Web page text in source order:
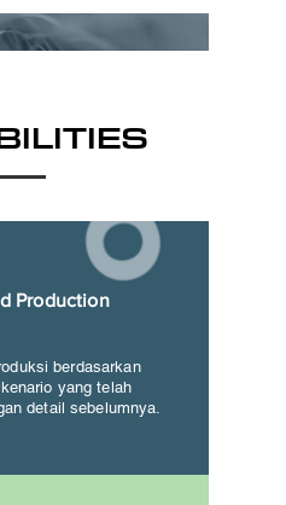
Production
berdasarkan
yang telah
detail sebelumnya.